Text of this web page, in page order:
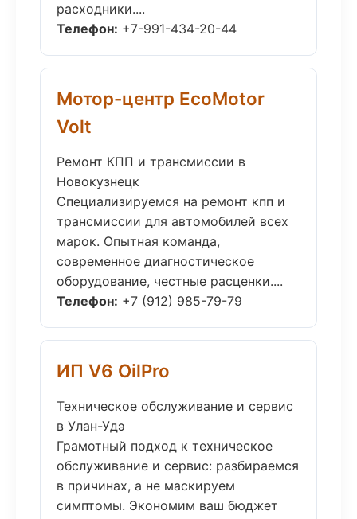
расходники....
Телефон: +7-991-434-20-44
Мотор-центр EcoMotor
Volt
Ремонт КПП и трансмиссии в
Новокузнецк
Специализируемся на ремонт кпп и
трансмиссии для автомобилей всех
марок. Опытная команда,
современное диагностическое
оборудование, честные расценки....
Телефон: +7 (912) 985-79-79
ИП V6 OilPro
Техническое обслуживание и сервис
в Улан-Удэ
Грамотный подход к техническое
обслуживание и сервис: разбираемся
в причинах, а не маскируем
симптомы. Экономим ваш бюджет